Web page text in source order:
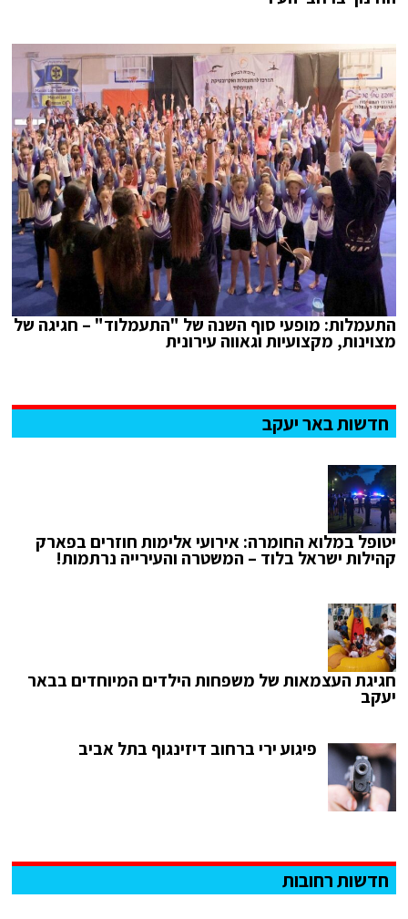
התעמלות: מופעי סוף השנה של "התעמלוד" – חגיגה של
מצוינות, מקצועיות וגאווה עירונית
חדשות באר יעקב
יטופל במלוא החומרה: אירועי אלימות חוזרים בפארק
קהילות ישראל בלוד – המשטרה והעירייה נרתמות!
חגיגת העצמאות של משפחות הילדים המיוחדים בבאר
יעקב
פיגוע ירי ברחוב דיזינגוף בתל אביב
חדשות רחובות